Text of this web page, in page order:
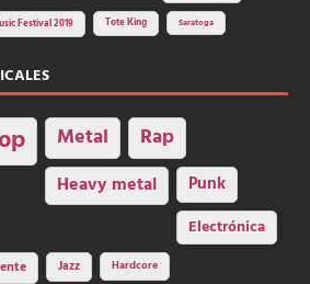
Festival 2019 Tote King Saratoga
Metal Rap
Heavy metal Punk
Electrónica
Jazz Hardcore